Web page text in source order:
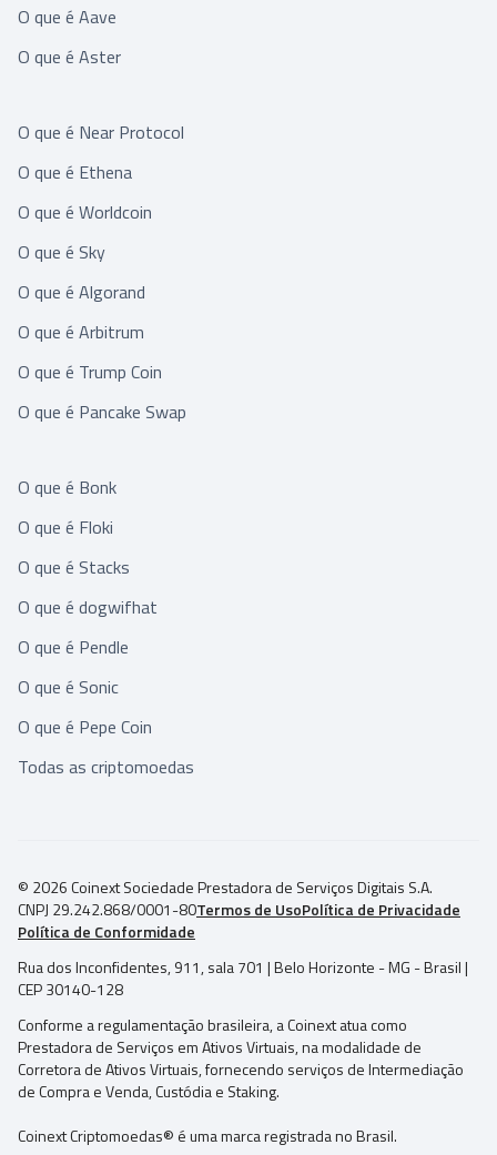
O que é Aave
O que é Aster
O que é Near Protocol
O que é Ethena
O que é Worldcoin
O que é Sky
O que é Algorand
O que é Arbitrum
O que é Trump Coin
O que é Pancake Swap
O que é Bonk
O que é Floki
O que é Stacks
O que é dogwifhat
O que é Pendle
O que é Sonic
O que é Pepe Coin
Todas as criptomoedas
© 2026 Coinext Sociedade Prestadora de Serviços Digitais S.A.
CNPJ 29.242.868/0001-80Termos de UsoPolítica de Privacidade
Política de Conformidade
Rua dos Inconfidentes, 911, sala 701 | Belo Horizonte - MG - Brasil |
CEP 30140-128
Conforme a regulamentação brasileira, a Coinext atua como
Prestadora de Serviços em Ativos Virtuais, na modalidade de
Corretora de Ativos Virtuais, fornecendo serviços de Intermediação
de Compra e Venda, Custódia e Staking.
Coinext Criptomoedas® é uma marca registrada no Brasil.